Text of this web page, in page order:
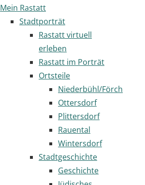
Mein Rastatt
Stadtporträt
Rastatt virtuell
erleben
Rastatt im Porträt
Ortsteile
Niederbühl/Förch
Ottersdorf
Plittersdorf
Rauental
Wintersdorf
Stadtgeschichte
Geschichte